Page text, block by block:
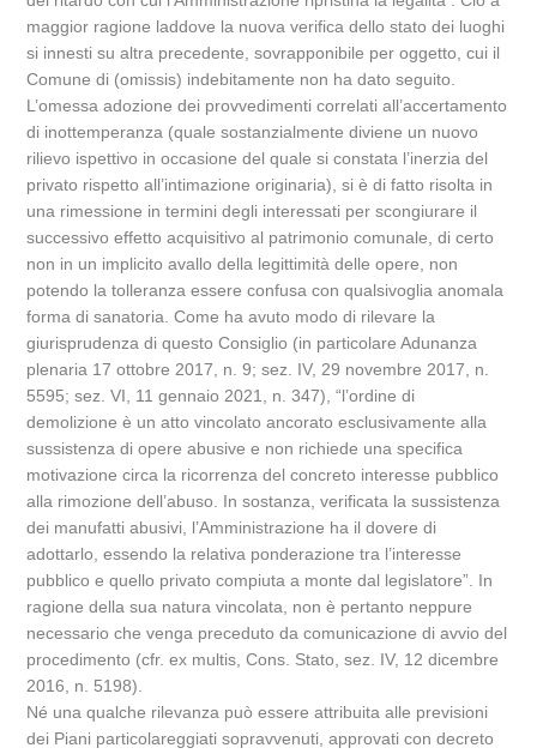
maggior ragione laddove la nuova verifica dello stato dei luoghi
si innesti su altra precedente, sovrapponibile per oggetto, cui il
Comune di (omissis) indebitamente non ha dato seguito.
L’omessa adozione dei provvedimenti correlati all’accertamento
di inottemperanza (quale sostanzialmente diviene un nuovo
rilievo ispettivo in occasione del quale si constata l’inerzia del
privato rispetto all’intimazione originaria), si è di fatto risolta in
una rimessione in termini degli interessati per scongiurare il
successivo effetto acquisitivo al patrimonio comunale, di certo
non in un implicito avallo della legittimità delle opere, non
potendo la tolleranza essere confusa con qualsivoglia anomala
forma di sanatoria. Come ha avuto modo di rilevare la
giurisprudenza di questo Consiglio (in particolare Adunanza
plenaria 17 ottobre 2017, n. 9; sez. IV, 29 novembre 2017, n.
5595; sez. VI, 11 gennaio 2021, n. 347), “l’ordine di
demolizione è un atto vincolato ancorato esclusivamente alla
sussistenza di opere abusive e non richiede una specifica
motivazione circa la ricorrenza del concreto interesse pubblico
alla rimozione dell’abuso. In sostanza, verificata la sussistenza
dei manufatti abusivi, l’Amministrazione ha il dovere di
adottarlo, essendo la relativa ponderazione tra l’interesse
pubblico e quello privato compiuta a monte dal legislatore”. In
ragione della sua natura vincolata, non è pertanto neppure
necessario che venga preceduto da comunicazione di avvio del
procedimento (cfr. ex multis, Cons. Stato, sez. IV, 12 dicembre
2016, n. 5198).
Né una qualche rilevanza può essere attribuita alle previsioni
dei Piani particolareggiati sopravvenuti, approvati con decreto